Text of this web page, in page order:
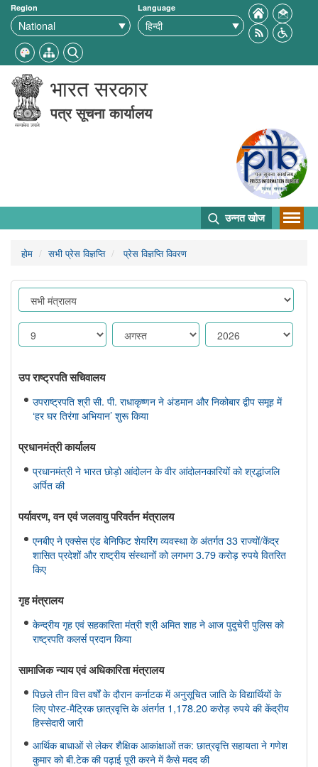
Region Language
भारत सरकार
पत्र सूचना कार्यालय
उन्नत खोज
होम सभी प्रेस विज्ञप्ति प्रेस विज्ञप्ति विवरण
उप राष्ट्रपति सचिवालय
उपराष्ट्रपति श्री सी. पी. राधाकृष्णन ने अंडमान और निकोबार द्वीप समूह में
‘हर घर तिरंगा अभियान’ शुरू किया
प्रधानमंत्री कार्यालय
प्रधानमंत्री ने भारत छोड़ो आंदोलन के वीर आंदोलनकारियों को श्रद्धांजलि
अर्पित की
पर्यावरण, वन एवं जलवायु परिवर्तन मंत्रालय
एनबीए ने एक्सेस एंड बेनिफिट शेयरिंग व्यवस्था के अंतर्गत 33 राज्यों/केंद्र
शासित प्रदेशों और राष्ट्रीय संस्थानों को लगभग 3.79 करोड़ रुपये वितरित
किए
गृह मंत्रालय
केन्द्रीय गृह एवं सहकारिता मंत्री श्री अमित शाह ने आज पुदुचेरी पुलिस को
राष्ट्रपति कलर्स प्रदान किया
सामाजिक न्‍याय एवं अधिकारिता मंत्रालय
पिछले तीन वित्त वर्षों के दौरान कर्नाटक में अनुसूचित जाति के विद्यार्थियों के
लिए पोस्ट-मैट्रिक छात्रवृत्ति के अंतर्गत 1,178.20 करोड़ रुपये की केंद्रीय
हिस्सेदारी जारी
आर्थिक बाधाओं से लेकर शैक्षिक आकांक्षाओं तक: छात्रवृत्ति सहायता ने गणेश
कुमार को बी.टेक की पढ़ाई पूरी करने में कैसे मदद की